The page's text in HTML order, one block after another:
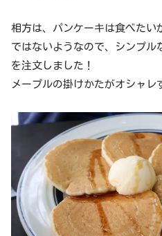
相方は、パンケーキは食べたい
ではないようなので、シンプル
を注文しました！
メープルの掛けかたがオシャレ